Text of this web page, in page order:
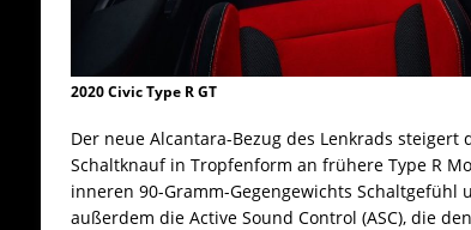
2020 Civic Type R GT
Der neue Alcantara-Bezug des Lenkrads
Schaltknauf in Tropfenform an frühere Type R
inneren 90-Gramm-Gegengewichts Schaltgefühl
außerdem die Active Sound Control (ASC), die